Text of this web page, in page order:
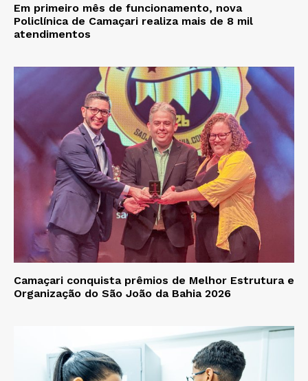
Em primeiro mês de funcionamento, nova
Policlínica de Camaçari realiza mais de 8 mil
atendimentos
Camaçari conquista prêmios de Melhor Estrutura e
Organização do São João da Bahia 2026